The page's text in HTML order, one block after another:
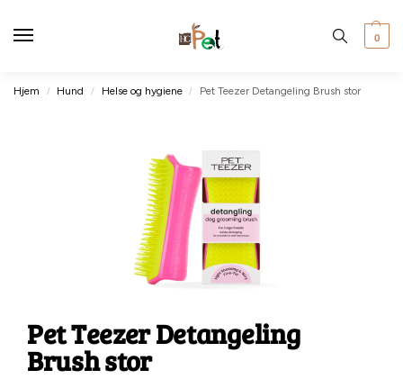
0
Hjem / Hund / Helse og hygiene / Pet Teezer Detangeling Brush stor
Pet Teezer Detangeling
Brush stor